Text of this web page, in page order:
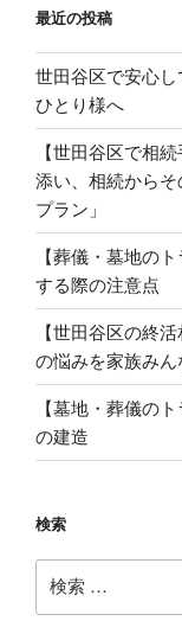
最近の投稿
世田谷区で安心
ひとり様へ
【世田谷区で相
添い、相続から
プラン」
【葬儀・墓地の
する際の注意点
【世田谷区の終
の悩みを家族みん
【墓地・葬儀の
の建造
検索
検
索: